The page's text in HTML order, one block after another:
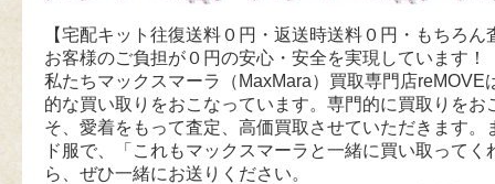
【宅配キット往復送料０円・返送時送料０円・もちろん
お客様のご負担が０円の安心・安全を実現しています！
私たちマックスマーラ（MaxMara）買取専門店reMOVE
的な買い取りをおこなっています。専門的に買取りをお
そ、愛着をもって査定、高価買取させていただきます。
ド服で、「これもマックスマーラと一緒に買い取ってく
ら、ぜひ一緒にお送りください。